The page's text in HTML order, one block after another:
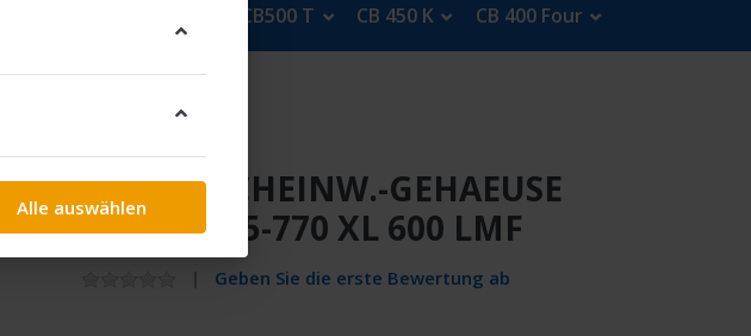
CB500 T CB 450 K CB 400 Four
LMF
Honda
STREBE SCHEINW.-GEHAEUSE
61320-MK5-770 XL 600 LMF
Geben Sie die erste Bewertung ab
Alle auswählen